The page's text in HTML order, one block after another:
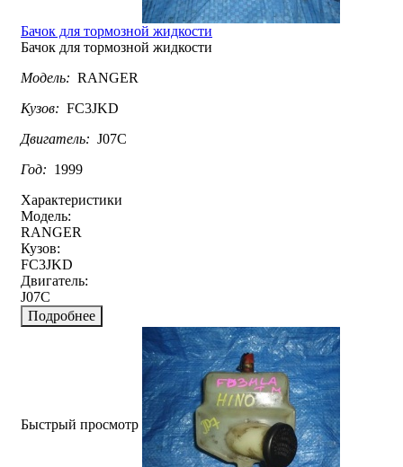
Бачок для тормозной жидкости
Бачок для тормозной жидкости
Модель: RANGER
Кузов: FC3JKD
Двигатель: J07C
Год: 1999
Характеристики
Модель:
RANGER
Кузов:
FC3JKD
Двигатель:
J07C
Подробнее
Быстрый просмотр